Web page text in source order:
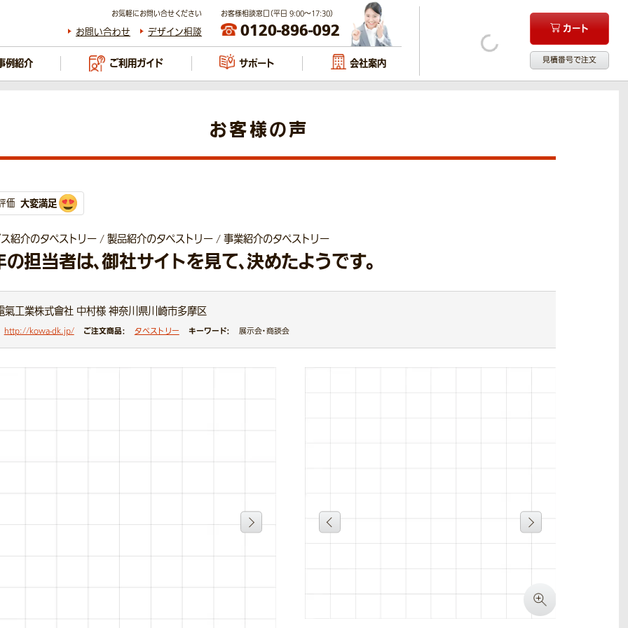
お気軽にお問い合せください
お問い合わせ デザイン相談
お客様相談窓口（平日 9:00～17:30）
0120-896-092 カート
見積番号で注文
例紹介 ご利用ガイド サポート 会社案内
お客様の声
価 大変満足
紹介のタペストリー / 製品紹介のタペストリー / 事業紹介のタペストリー
担当者は、御社サイトを見て、決めたようです。
氣工業株式會社 中村様 神奈川県川崎市多摩区
http://kowa-dk.jp/ ご注文商品： タペストリー キーワード： 展示会・商談会